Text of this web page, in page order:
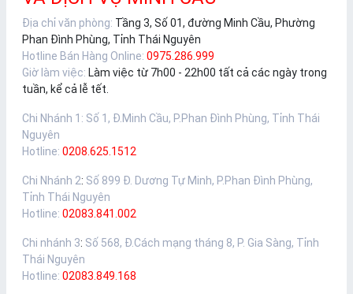
Địa chỉ văn phòng: Tầng 3, Số 01, đường Minh Cầu, Phường
Phan Đình Phùng, Tỉnh Thái Nguyên
Hotline Bán Hàng Online: 0975.286.999
Giờ làm việc: Làm việc từ 7h00 - 22h00 tất cả các ngày trong
tuần, kể cả lễ tết.
Chi Nhánh 1 : Số 1, Đ.Minh Cầu, P.Phan Đình Phùng, Tỉnh Thái
Nguyên
Hotline: 0208.625.1512
Chi Nhánh 2: Số 899 Đ. Dương Tự Minh, P.Phan Đình Phùng,
Tỉnh Thái Nguyên
Hotline: 02083.841.002
Chi nhánh 3: Số 568, Đ.Cách mạng tháng 8, P. Gia Sàng, Tỉnh
Thái Nguyên
Hotline: 02083.849.168